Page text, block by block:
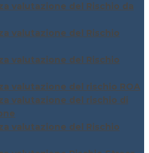
valutazione del Rischio da
valutazione del Rischio
valutazione del Rischio
valutazione del rischio ROA
valutazione del rischio di
valutazione del Rischio